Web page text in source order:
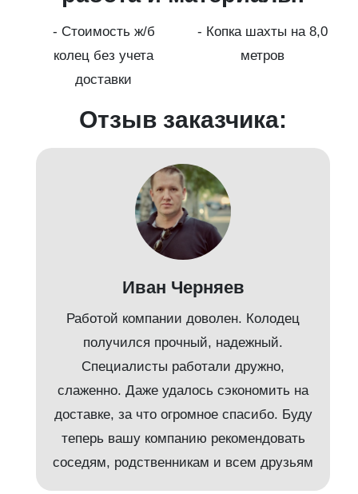
- Стоимость ж/б
колец без учета
доставки
- Копка шахты на 8,0
метров
Отзыв заказчика:
Иван Черняев
Работой компании доволен. Колодец
получился прочный, надежный.
Специалисты работали дружно,
слаженно. Даже удалось сэкономить на
доставке, за что огромное спасибо. Буду
теперь вашу компанию рекомендовать
соседям, родственникам и всем друзьям